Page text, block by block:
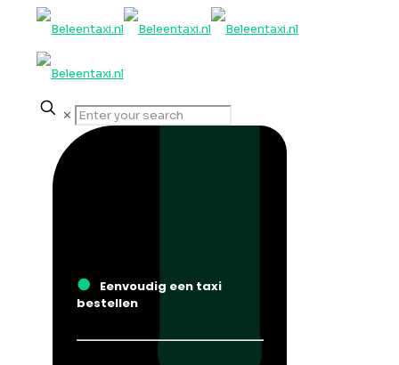
✕
●
Eenvoudig een taxi
bestellen